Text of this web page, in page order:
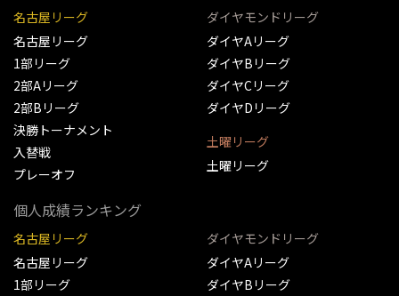
名古屋リーグ
名古屋リーグ
1部リーグ
2部Aリーグ
2部Bリーグ
決勝トーナメント
入替戦
プレーオフ
ダイヤモンドリーグ
ダイヤAリーグ
ダイヤBリーグ
ダイヤCリーグ
ダイヤDリーグ
土曜リーグ
土曜リーグ
個人成績ランキング
名古屋リーグ
名古屋リーグ
1部リーグ
ダイヤモンドリーグ
ダイヤAリーグ
ダイヤBリーグ